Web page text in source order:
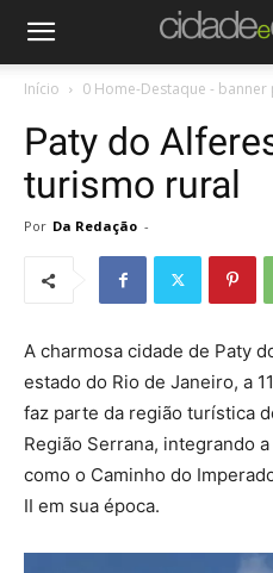
Início 0 Home-Destaque - banner
Paty do
turismo rural
Por Da Redação -
A charmosa cidade de Paty
estado do Rio de Janeiro, a
faz parte da região turística
Região Serrana, integrando
como o Caminho do
II em sua época.